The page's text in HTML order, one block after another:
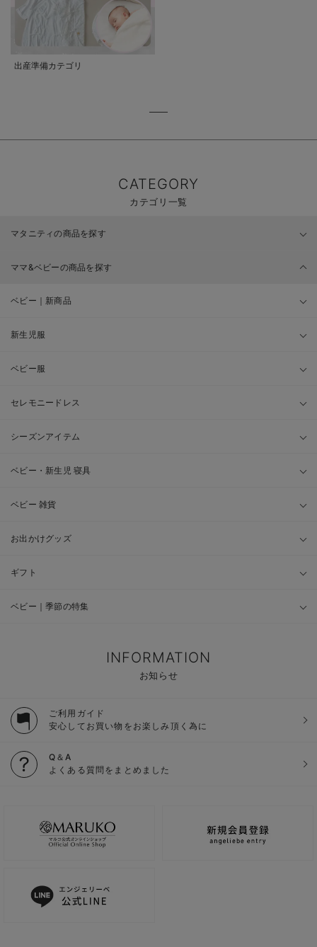
出産準備カテゴリ
CATEGORY
カテゴリ一覧
マタニティの商品を探す
ママ&ベビーの商品を探す
ベビー｜新商品
新生児服
ベビー服
セレモニードレス
シーズンアイテム
ベビー・新生児 寝具
ベビー 雑貨
お出かけグッズ
ギフト
ベビー｜季節の特集
INFORMATION
お知らせ
ご利用ガイド
安心してお買い物をお楽しみ頂く為に
Q＆A
よくある質問をまとめました